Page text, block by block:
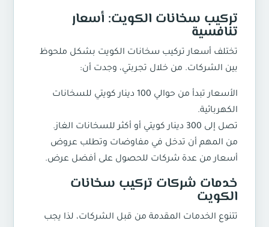
تركيب سخانات الكويت: أسعار
تنافسية
تختلف أسعارتركيب سخانات الكويت بشكل ملحوظ
بين الشركات. من خلال تجربتي، وجدت أن:
الأسعار تبدأ من حوالي 100 دينار كويتي للسخانات
الكهربائية.
تصل إلى 300 دينار كويتي أو أكثر للسخانات الغاز.
من المهم أن تدخل في مفاوضات وتطلب عروض
أسعار من عدة شركات للحصول على أفضل عرض.
خدمات شركات تركيب سخانات
الكويت
تتنوع الخدمات المقدمة من قبل الشركات، لذا يجب